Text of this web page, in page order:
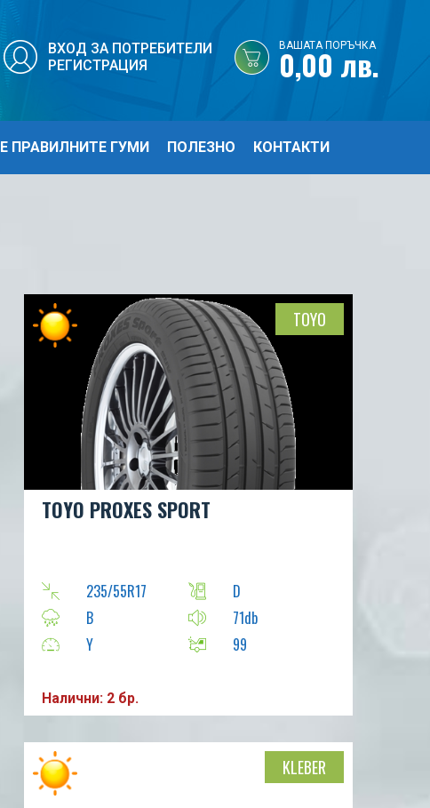
ВАШАТА ПОРЪЧКА
0,00 лв.
ВХОД ЗА ПОТРЕБИТЕЛИ
РЕГИСТРАЦИЯ
ПРАВИЛНИТЕ ГУМИ ПОЛЕЗНО КОНТАКТИ
TOYO PROXES SPORT
235/55R17
D
B
71db
Y
99
Налични: 2 бр.
TOYO
KLEBER